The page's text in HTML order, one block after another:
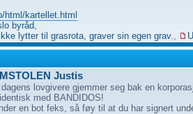
html/kartellet.html
byråd,
lytter til grasrota, graver sin egen grav.,
Justis
lovgivere gjemmer seg bak en
med BANDIDOS!
en bot feks, så føy til at du har signert